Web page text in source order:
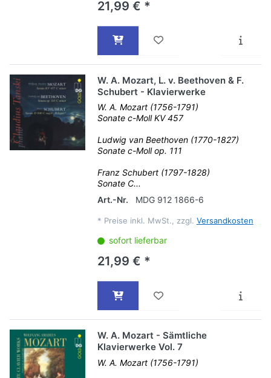
21,99 € *
W. A. Mozart, L. v. Beethoven & F.
Schubert - Klavierwerke
W. A. Mozart (1756-1791)
Sonate c-Moll KV 457
Ludwig van Beethoven (1770-1827)
Sonate c-Moll op. 111
Franz Schubert (1797-1828)
Sonate C...
Art.-Nr.
MDG 912 1866-6
* Preise inkl. MwSt., zzgl. Versandkosten
sofort lieferbar
21,99 € *
W. A. Mozart - Sämtliche
Klavierwerke Vol. 7
W. A. Mozart (1756-1791)